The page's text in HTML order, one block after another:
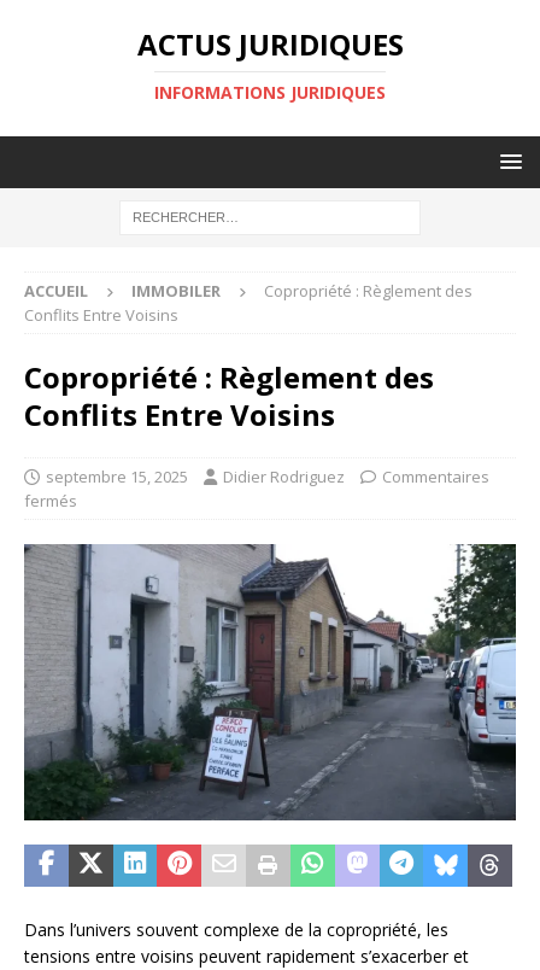
ACTUS JURIDIQUES
INFORMATIONS JURIDIQUES
ACCUEIL IMMOBILER
Copropriété : Règlement des
Conflits Entre Voisins
Copropriété : Règlement des
Conflits Entre Voisins
septembre 15, 2025 Didier Rodriguez
Commentaires
fermés
Dans l’univers souvent complexe de la copropriété, les
tensions entre voisins peuvent rapidement s’exacerber et